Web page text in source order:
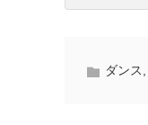
ダンス